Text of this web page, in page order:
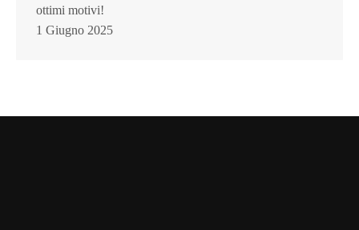
ottimi motivi!
1 Giugno 2025